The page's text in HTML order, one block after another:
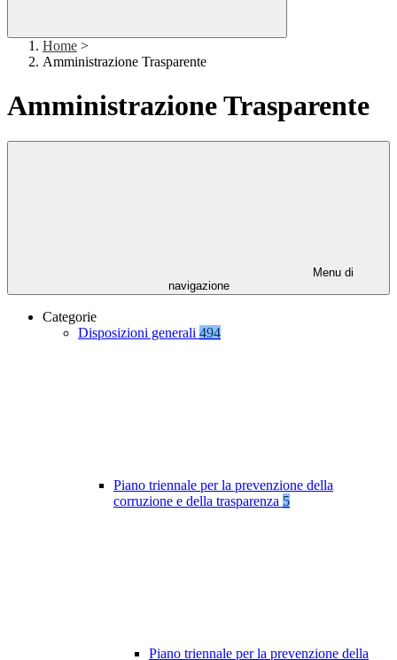
Home >
Amministrazione Trasparente
Amministrazione Trasparente
Menu di
navigazione
Categorie
Disposizioni generali 494
Piano triennale per la prevenzione della
corruzione e della trasparenza 5
Piano triennale per la prevenzione della